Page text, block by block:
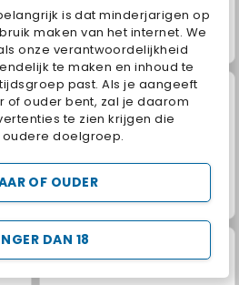
is dat minderjarigen op
maken van het internet. We
onze verantwoordelijkheid
te maken en inhoud te
past. Als je aangeeft
of ouder bent, zal je daarom
te zien krijgen die
doelgroep.
DAN 18
OF OUDER
Jewel Garden Story
Trollface Quest: USA 2